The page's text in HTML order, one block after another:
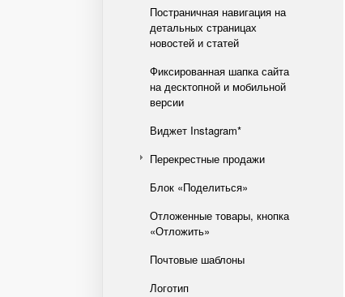
Постраничная навигация на
детальных страницах
новостей и статей
Фиксированная шапка сайта
на десктопной и мобильной
версии
Виджет Instagram*
Перекрестные продажи
Блок «Поделиться»
Отложенные товары, кнопка
«Отложить»
Почтовые шаблоны
Логотип